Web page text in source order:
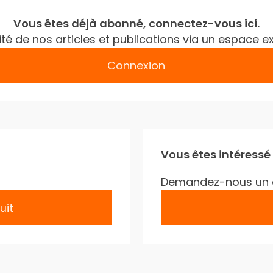
Vous êtes déjà abonné, connectez-vous ici.
de nos articles et publications via un espace
Connexion
Vous êtes
Demandez-nous un